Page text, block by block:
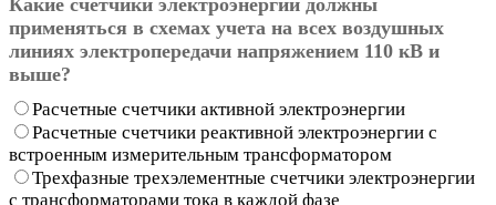
применяться в схемах учета на всех воздушных
линиях электропередачи напряжением 110 кВ и
выше?
Расчетные счетчики активной электроэнергии
Расчетные счетчики реактивной электроэнергии с
встроенным измерительным трансформатором
Трехфазные трехэлементные счетчики электроэнергии
с трансформаторами тока в каждой фазе